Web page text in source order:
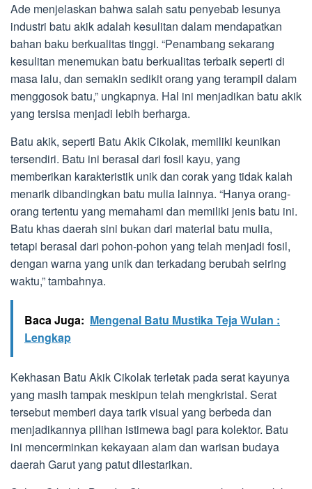
Ade menjelaskan bahwa salah satu penyebab lesunya
industri batu akik adalah kesulitan dalam mendapatkan
bahan baku berkualitas tinggi. “Penambang sekarang
kesulitan menemukan batu berkualitas terbaik seperti di
masa lalu, dan semakin sedikit orang yang terampil dalam
menggosok batu,” ungkapnya. Hal ini menjadikan batu akik
yang tersisa menjadi lebih berharga.
Batu akik, seperti Batu Akik Cikolak, memiliki keunikan
tersendiri. Batu ini berasal dari fosil kayu, yang
memberikan karakteristik unik dan corak yang tidak kalah
menarik dibandingkan batu mulia lainnya. “Hanya orang-
orang tertentu yang memahami dan memiliki jenis batu ini.
Batu khas daerah sini bukan dari material batu mulia,
tetapi berasal dari pohon-pohon yang telah menjadi fosil,
dengan warna yang unik dan terkadang berubah seiring
waktu,” tambahnya.
Baca Juga: Mengenal Batu Mustika Teja Wulan :
Lengkap
Kekhasan Batu Akik Cikolak terletak pada serat kayunya
yang masih tampak meskipun telah mengkristal. Serat
tersebut memberi daya tarik visual yang berbeda dan
menjadikannya pilihan istimewa bagi para kolektor. Batu
ini mencerminkan kekayaan alam dan warisan budaya
daerah Garut yang patut dilestarikan.